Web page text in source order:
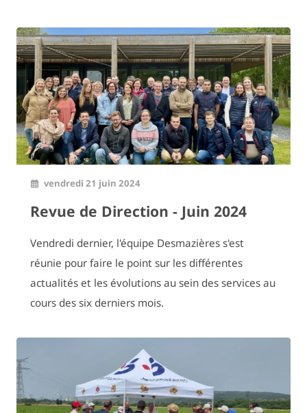
vendredi 21 juin 2024
Revue de Direction - Juin 2024
Vendredi dernier, l'équipe Desmazières s'est
réunie pour faire le point sur les différentes
actualités et les évolutions au sein des services au
cours des six derniers mois.